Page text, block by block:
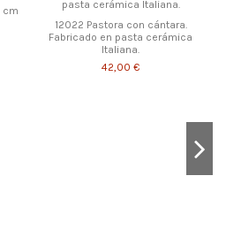
cm
12022 Pastora con cántara.
Fabricado en pasta cerámica
Italiana.
42,00 €